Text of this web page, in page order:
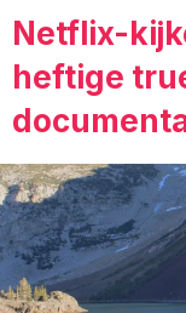
Netflix-
heftige